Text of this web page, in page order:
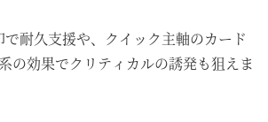
耐久支援や、クイック主軸のカード
の効果でクリティカルの誘発も狙えま